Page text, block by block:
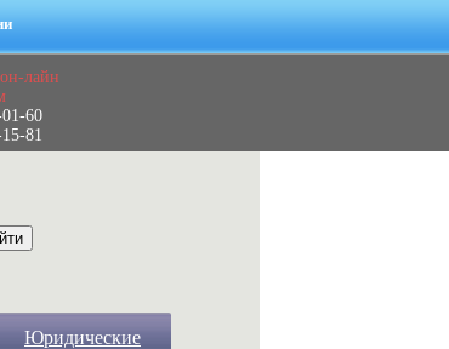
лайн
60
81
Юридические